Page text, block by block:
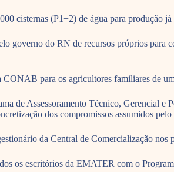
cisternas (P1+2) de água para produção
governo do RN de recursos próprios para
para os agricultores familiares de
de Assessoramento Técnico, Gerencial
dos compromissos assumidos
da Central de Comercialização nos
os escritórios da EMATER com o